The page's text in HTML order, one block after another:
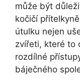
může být
kočičí
útulku nejen
zvířeti, které to
rozdílné
báječného